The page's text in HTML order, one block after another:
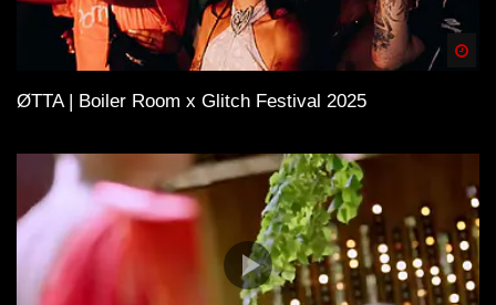
ØTTA | Boiler Room x Glitch Festival 2025